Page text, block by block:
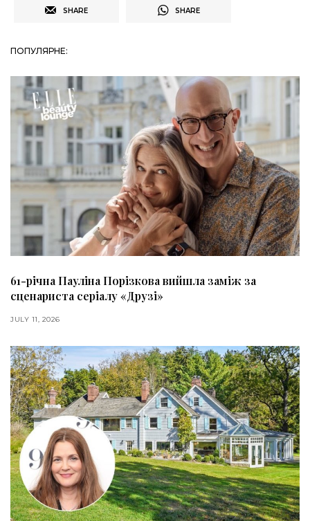
SHARE SHARE
ПОПУЛЯРНЕ:
61-річна Пауліна Порізкова вийшла заміж за
сценариста серіалу «Друзі»
JULY 11, 2026